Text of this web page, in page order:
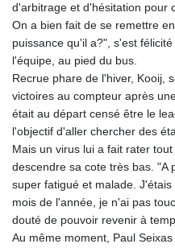
d'arbitrage et d'hésitation pour
On a bien fait de se remettre
puissance qu'il a?", s'est
l'équipe, au pied du bus.
Recrue phare de l'hiver, Kooij,
victoires au compteur après
était au départ censé être le
l'objectif d'aller chercher des
Mais un virus lui a fait rater
descendre sa cote très bas. "A
super fatigué et malade.
mois de l'année, je n'ai pas
douté de pouvoir revenir à
Au même moment, Paul